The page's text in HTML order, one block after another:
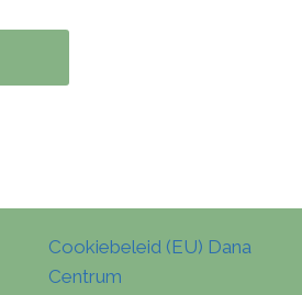
Cookiebeleid (EU) Dana
Centrum